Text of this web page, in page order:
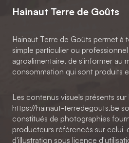
Hainaut Terre de Goûts
Hainaut Terre de Goûts permet à
simple particulier ou
agroalimentaire, de s'informer au
consommation qui sont produits
Les contenus visuels présents
https://hainaut-terredegouts.be
constitués de photographies
producteurs référencés sur celui-
d'illustration sous licence